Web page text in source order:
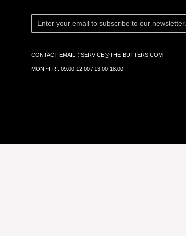
CONTACT EMAIL： SERVICE@THE-BUTTERS.COM
MON.~FRI. 09:00-12:00 / 13:00-18:00